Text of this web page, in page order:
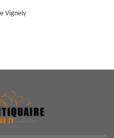
Vignely